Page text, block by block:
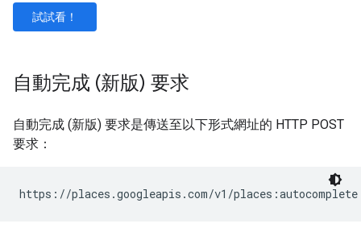
試試看！
自動完成 (新版) 要求
自動完成 (新版) 要求是傳送至以下形式網址的 HTTP POST
要求：